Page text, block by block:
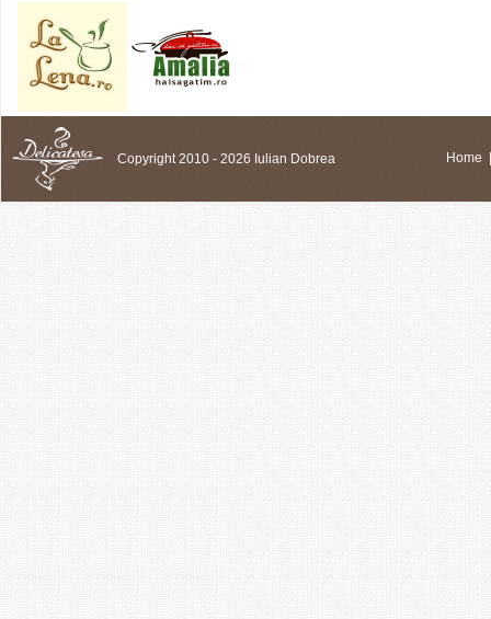
Copyright 2010 - 2026 Iulian Dobrea Home